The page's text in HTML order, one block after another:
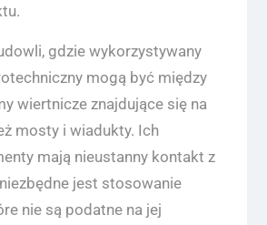
gdzie wykorzystywany
mogą być między
wiertnicze znajdujące się na
mosty i wiadukty. Ich
mają nieustanny kontakt z
jest stosowanie
nie są podatne na jej